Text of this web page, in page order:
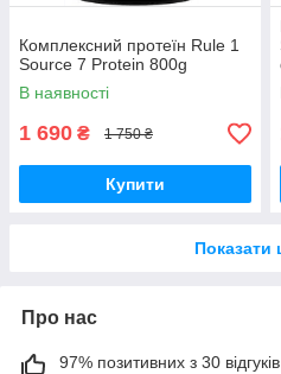
Комплексний протеїн Rule 1
Source 7 Protein 800g
В наявності
1 690 ₴ 1 750 ₴
Купити
Показати
Про нас
97% позитивних з 30 відгуків